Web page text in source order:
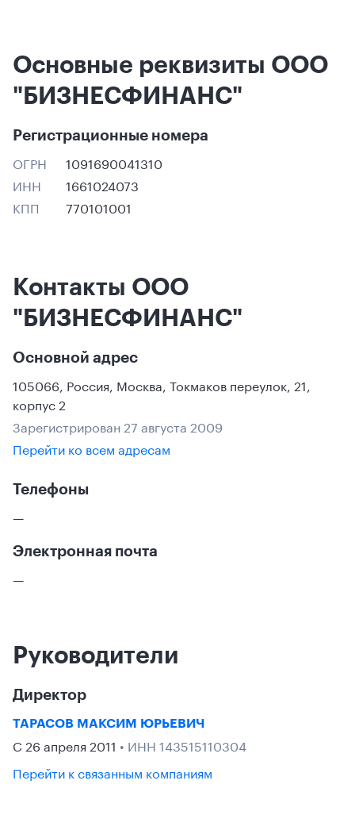
Основные реквизиты ООО
"БИЗНЕСФИНАНС"
Регистрационные номера
ОГРН
1091690041310
ИНН
1661024073
КПП
770101001
Контакты ООО
"БИЗНЕСФИНАНС"
Основной адрес
105066, Россия, Москва, Токмаков переулок, 21,
корпус 2
Зарегистрирован 27 августа 2009
Перейти ко всем адресам
Телефоны
—
Электронная почта
—
Руководители
Директор
ТАРАСОВ МАКСИМ ЮРЬЕВИЧ
С 26 апреля 2011 • ИНН 143515110304
Перейти к связанным компаниям